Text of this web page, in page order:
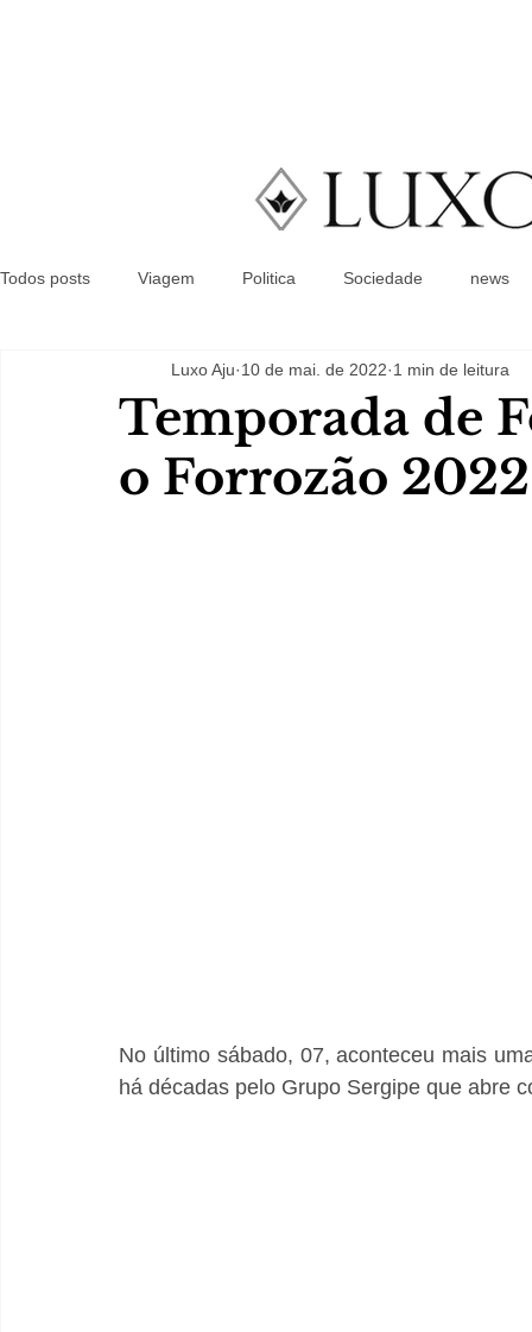
Todos posts Viagem Politica Sociedade news
Temporada de
o Forrozão 2022
Luxo Aju 10 de mai. de 2022 1 min de leitura
No último sábado, 07, aconteceu mais
há décadas pelo Grupo Sergipe que abre